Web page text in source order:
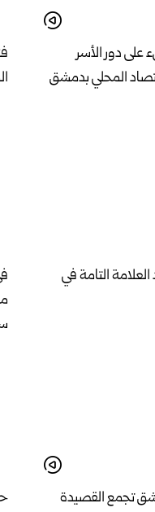
على دور الأسر
المحلي بدمشق
التامة في
تجمع القصيدة